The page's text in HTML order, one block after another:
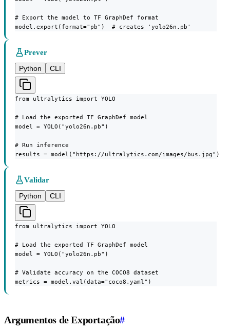
# Export the model to TF GraphDef format
model.export(format="pb")  # creates 'yolo26n.pb'
Prever
Python
CLI
from ultralytics import YOLO
# Load the exported TF GraphDef model
model = YOLO("yolo26n.pb")
# Run inference
results = model("https://ultralytics.com/images/bus.jpg")
Validar
Python
CLI
from ultralytics import YOLO
# Load the exported TF GraphDef model
model = YOLO("yolo26n.pb")
# Validate accuracy on the COCO8 dataset
metrics = model.val(data="coco8.yaml")
Argumentos de Exportação#